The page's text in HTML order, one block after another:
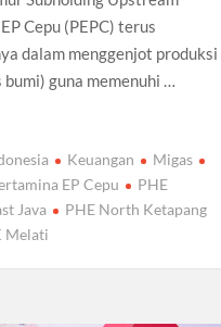
Cepu (PEPC) terus
dalam menggenjot produksi
bumi) guna memenuhi …
Keuangan
Migas
EP Cepu
PHE
Java
PHE North Ketapang
Melati